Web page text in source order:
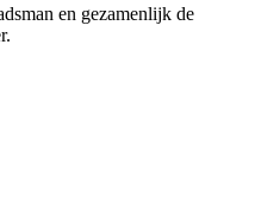
en gezamenlijk de